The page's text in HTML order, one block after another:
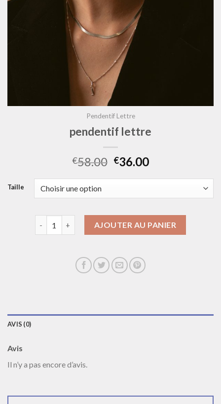
Pendentif Lettre
pendentif lettre
€58.00 €36.00
Taille
AJOUTER AU PANIER
AVIS (0)
Avis
Il n’y a pas encore d’avis.